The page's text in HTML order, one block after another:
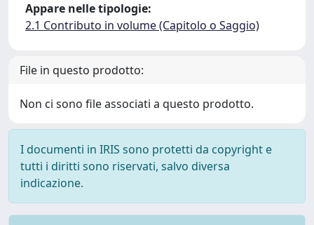
Appare nelle tipologie:
2.1 Contributo in volume (Capitolo o Saggio)
File in questo prodotto:
Non ci sono file associati a questo prodotto.
I documenti in IRIS sono protetti da copyright e
tutti i diritti sono riservati, salvo diversa
indicazione.